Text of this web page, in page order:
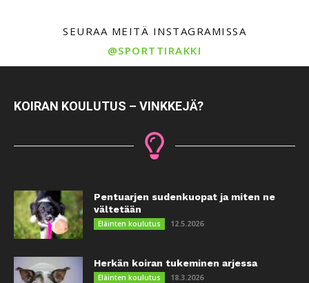
SEURAA MEITÄ INSTAGRAMISSA
@SPORTTIRAKKI
KOIRAN KOULUTUS – VINKKEJÄ?
Pentuarjen sudenkuopat ja miten ne
vältetään
Eläinten koulutus 12.5.2026
Herkän koiran tukeminen arjessa
Eläinten koulutus 18.3.2026